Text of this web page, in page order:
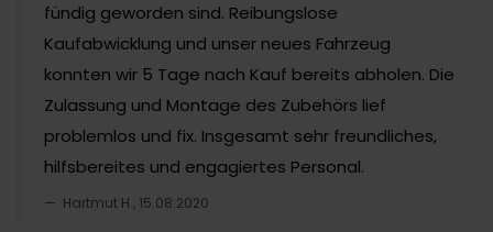
fündig geworden sind. Reibungslose
Kaufabwicklung und unser neues Fahrzeug
konnten wir 5 Tage nach Kauf bereits abholen. Die
Zulassung und Montage des Zubehörs lief
problemlos und fix. Insgesamt sehr freundliches,
hilfsbereites und engagiertes Personal.
Hartmut H., 15.08.2020